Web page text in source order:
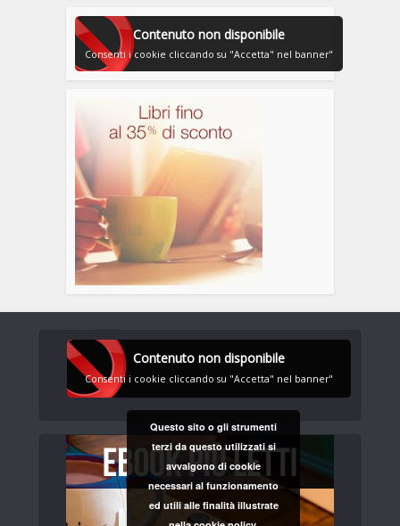
Contenuto non disponibile
Consenti i cookie cliccando su "Accetta" nel banner"
Contenuto non disponibile
Consenti i cookie cliccando su "Accetta" nel banner"
Questo sito o gli strumenti
terzi da questo utilizzati si
avvalgono di cookie
necessari al funzionamento
ed utili alle finalità illustrate